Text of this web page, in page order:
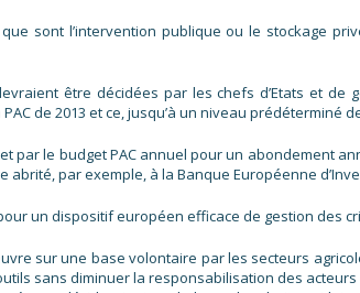
sont l’intervention publique ou le stockage
être décidées par les chefs d’Etats et de
de 2013 et ce, jusqu’à un niveau prédéterminé
le budget PAC annuel pour un abondement
par exemple, à la Banque Européenne
un dispositif européen efficace de gestion des
sur une base volontaire par les secteurs
sans diminuer la responsabilisation des